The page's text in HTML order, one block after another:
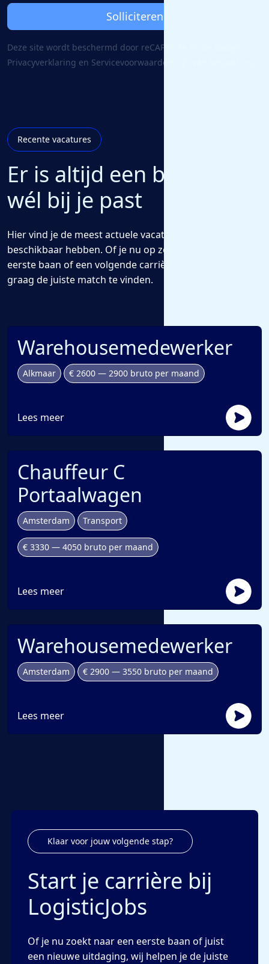
Solliciteren
Deze site wordt beschermd door reCAPTCHA en de Google
Privacy­verklaring en Servicevoorwaarden
Recente vacatures
Er is altijd een baan die
wél bij je past
Hier vind je de meest actuele vacatures die we voor jou
beschikbaar hebben. Of je nu op zoek bent naar een
eerste baan of een volgende carrièrestap, wij helpen je
graag de juiste match te vinden.
Warehousemedewerker
Alkmaar € 2600 — 2900 bruto per maand
Lees meer
Chauffeur C
Portaalwagen
Amsterdam Transport
€ 3330 — 4050 bruto per maand
Lees meer
Warehousemedewerker
Amsterdam € 2900 — 3550 bruto per maand
Lees meer
Klaar voor jouw volgende stap?
Start je carrière bij
LogisticJobs
Of je nu zoekt naar een eerste baan of juist
een nieuwe uitdaging, wij helpen je de juiste